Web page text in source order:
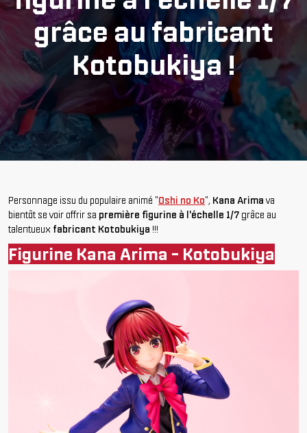
grâce au fabricant
Kotobukiya !
Personnage issu du populaire animé "Oshi no Ko", Kana Arima va
bientôt se voir offrir sa première figurine à l'échelle 1/7 grâce au
talentueux fabricant Kotobukiya !!!
Figurine Kana Arima - Kotobukiya